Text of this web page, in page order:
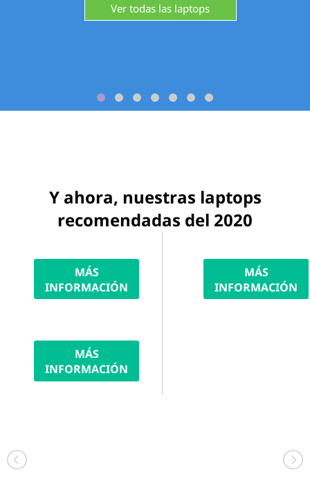
Ver todas las laptops
Y ahora, nuestras laptops
recomendadas del 2020
MÁS
INFORMACIÓN
MÁS
INFORMACIÓN
MÁS
INFORMACIÓN